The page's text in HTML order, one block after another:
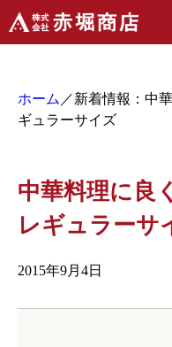
ホーム ／新着情報：中
ギュラーサイズ
中華料理に良
レギュラーサ
2015年9月4日